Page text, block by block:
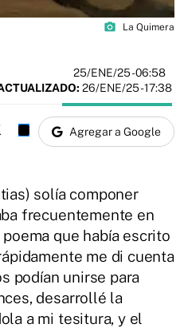
photo_camera La Quimera
25/ENE/25- 06:58
26/ENE/25 - 17:38
Agregar a Google
solía componer
frecuentemente en
que había escrito
me di cuenta
podían unirse para
desarrollé la
a mi tesitura, y el